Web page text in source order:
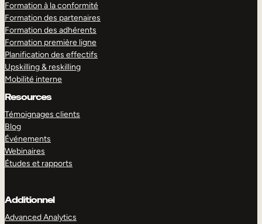
Formation à la conformité
Formation des partenaires
Formation des adhérents
Formation première ligne
Planification des effectifs
Upskilling & reskilling
Mobilité interne
Resources
Témoignages clients
Blog
Événements
Webinaires
Études et rapports
Additionnel
Advanced Analytics